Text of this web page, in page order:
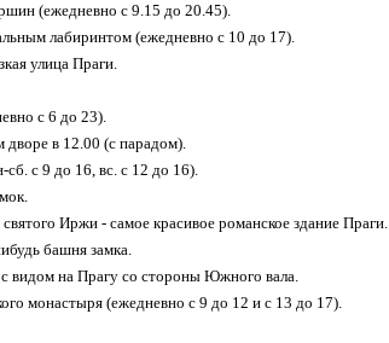
(ежедневно с 9.15 до 20.45).
лабиринтом (ежедневно с 10 до 17).
улица Праги.
с 6 до 23).
дворе в 12.00 (с парадом).
с 9 до 16, вс. с 12 до 16).
Иржи - самое красивое романское здание Праги.
башня замка.
видом на Прагу со стороны Южного вала.
монастыря (ежедневно с 9 до 12 и с 13 до 17).